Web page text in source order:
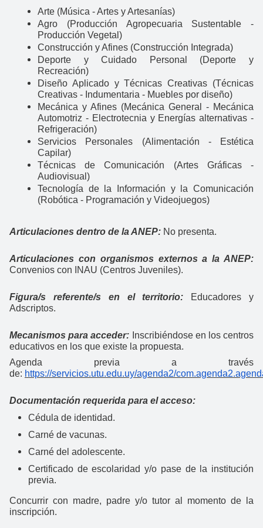
Arte (Música - Artes y Artesanías)
Agro (Producción Agropecuaria Sustentable -
Producción Vegetal)
Construcción y Afines (Construcción Integrada)
Deporte y Cuidado Personal (Deporte y
Recreación)
Diseño Aplicado y Técnicas Creativas (Técnicas
Creativas - Indumentaria - Muebles por diseño)
Mecánica y Afines (Mecánica General - Mecánica
Automotriz - Electrotecnia y Energías alternativas -
Refrigeración)
Servicios Personales (Alimentación - Estética
Capilar)
Técnicas de Comunicación (Artes Gráficas -
Audiovisual)
Tecnología de la Información y la Comunicación
(Robótica - Programación y Videojuegos)
Articulaciones dentro de la ANEP: No presenta.
Articulaciones con organismos externos a la ANEP:
Convenios con INAU (Centros Juveniles).
Figura/s referente/s en el territorio:
Educadores y
Adscriptos.
Mecanismos para acceder: Inscribiéndose en los centros
educativos en los que existe la propuesta.
Agenda previa a través
de: https://servicios.utu.edu.uy/agenda2/
Documentación requerida para el acceso:
Cédula de identidad.
Carné de vacunas.
Carné del adolescente.
Certificado de escolaridad y/o pase de la institución
previa.
Concurrir con madre, padre y/o tutor al momento de la
inscripción.